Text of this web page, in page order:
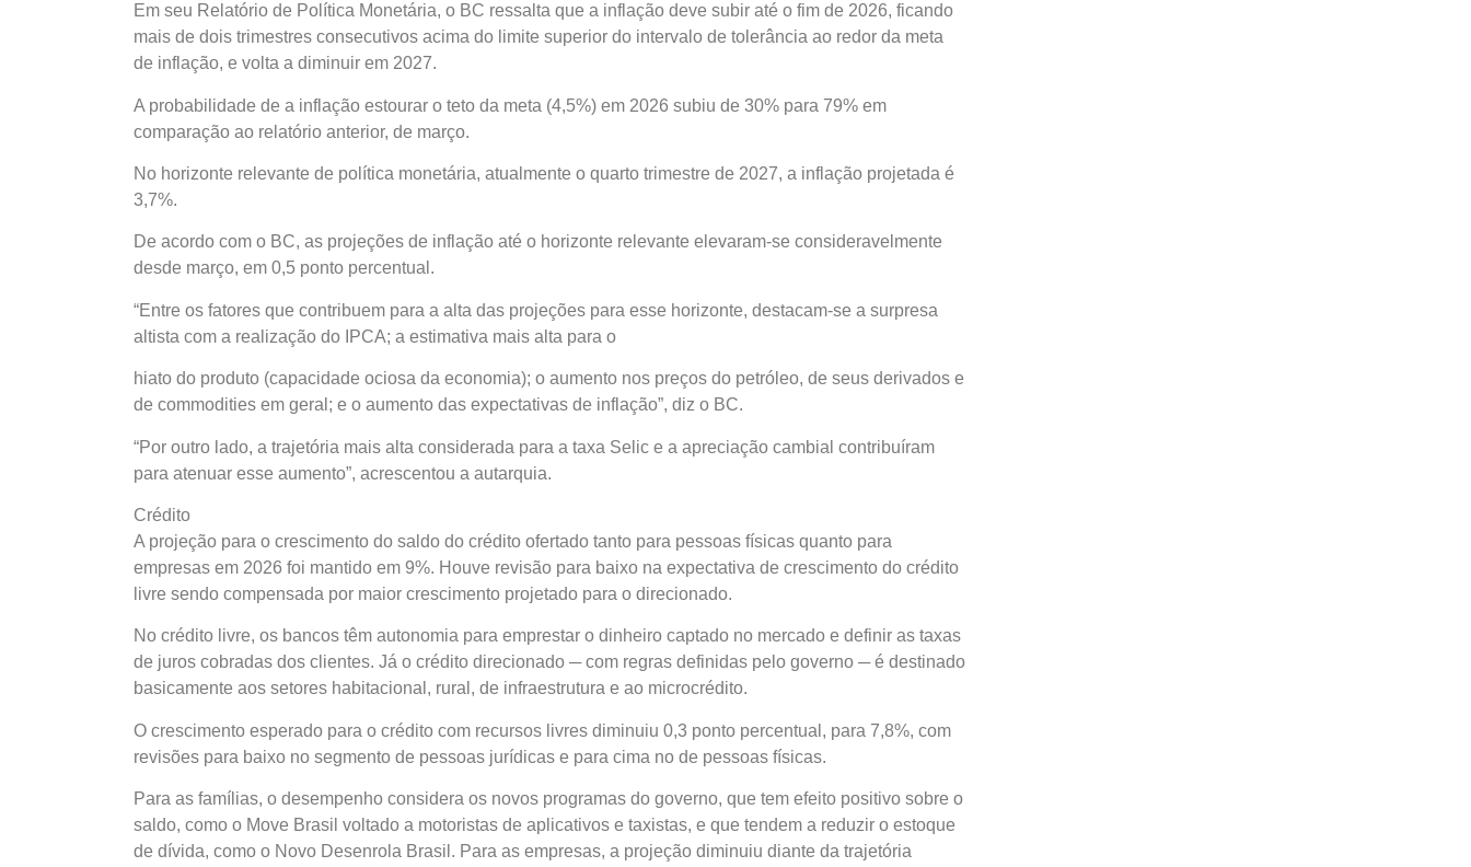
Em seu Relatório de Política Monetária, o BC ressalta que a inflação deve subir até o fim de 2026, ficando
mais de dois trimestres consecutivos acima do limite superior do intervalo de tolerância ao redor da meta
de inflação, e volta a diminuir em 2027.
A probabilidade de a inflação estourar o teto da meta (4,5%) em 2026 subiu de 30% para 79% em
comparação ao relatório anterior, de março.
No horizonte relevante de política monetária, atualmente o quarto trimestre de 2027, a inflação projetada é
3,7%.
De acordo com o BC, as projeções de inflação até o horizonte relevante elevaram-se consideravelmente
desde março, em 0,5 ponto percentual.
“Entre os fatores que contribuem para a alta das projeções para esse horizonte, destacam-se a surpresa
altista com a realização do IPCA; a estimativa mais alta para o
hiato do produto (capacidade ociosa da economia); o aumento nos preços do petróleo, de seus derivados e
de commodities em geral; e o aumento das expectativas de inflação”, diz o BC.
“Por outro lado, a trajetória mais alta considerada para a taxa Selic e a apreciação cambial contribuíram
para atenuar esse aumento”, acrescentou a autarquia.
Crédito
A projeção para o crescimento do saldo do crédito ofertado tanto para pessoas físicas quanto para
empresas em 2026 foi mantido em 9%. Houve revisão para baixo na expectativa de crescimento do crédito
livre sendo compensada por maior crescimento projetado para o direcionado.
No crédito livre, os bancos têm autonomia para emprestar o dinheiro captado no mercado e definir as taxas
de juros cobradas dos clientes. Já o crédito direcionado ─ com regras definidas pelo governo ─ é destinado
basicamente aos setores habitacional, rural, de infraestrutura e ao microcrédito.
O crescimento esperado para o crédito com recursos livres diminuiu 0,3 ponto percentual, para 7,8%, com
revisões para baixo no segmento de pessoas jurídicas e para cima no de pessoas físicas.
Para as famílias, o desempenho considera os novos programas do governo, que tem efeito positivo sobre o
saldo, como o Move Brasil voltado a motoristas de aplicativos e taxistas, e que tendem a reduzir o estoque
de dívida, como o Novo Desenrola Brasil. Para as empresas, a projeção diminuiu diante da trajetória